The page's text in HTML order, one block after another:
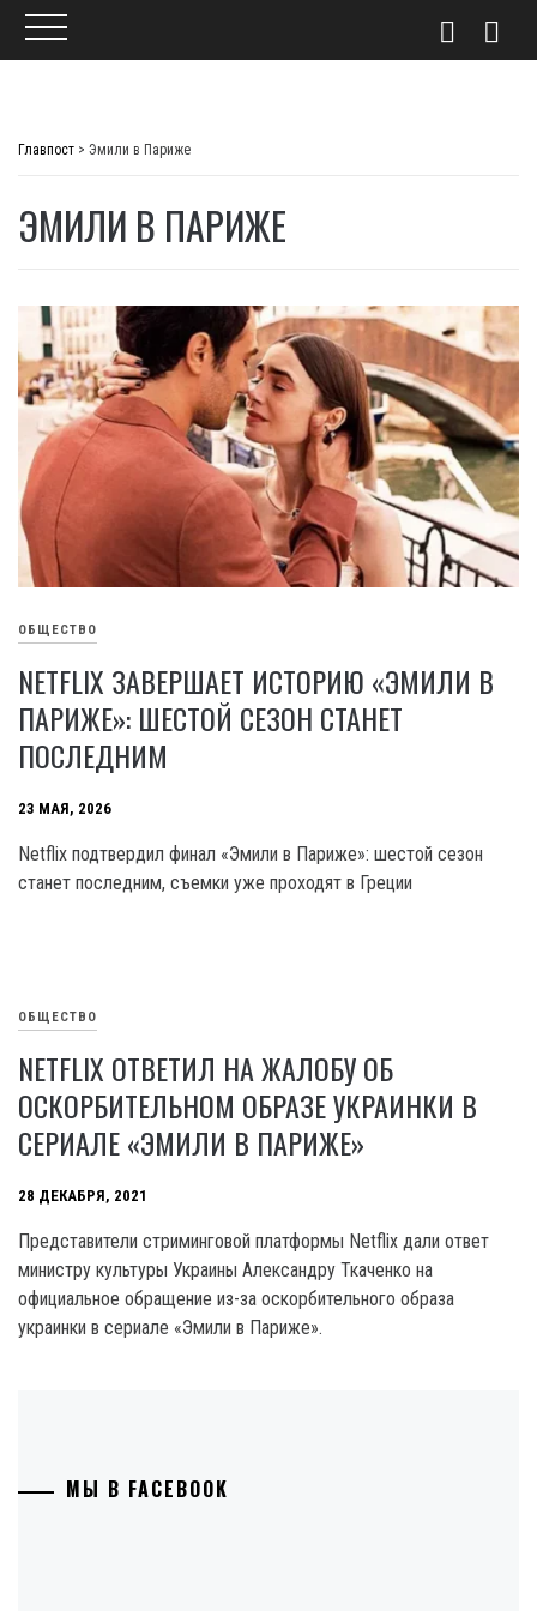
Главпост > Эмили в Париже
ЭМИЛИ В ПАРИЖЕ
ОБЩЕСТВО
NETFLIX ЗАВЕРШАЕТ ИСТОРИЮ «ЭМИЛИ В
ПАРИЖЕ»: ШЕСТОЙ СЕЗОН СТАНЕТ
ПОСЛЕДНИМ
23 МАЯ, 2026
Netflix подтвердил финал «Эмили в Париже»: шестой сезон
станет последним, съемки уже проходят в Греции
ОБЩЕСТВО
NETFLIX ОТВЕТИЛ НА ЖАЛОБУ ОБ
ОСКОРБИТЕЛЬНОМ ОБРАЗЕ УКРАИНКИ В
СЕРИАЛЕ «ЭМИЛИ В ПАРИЖЕ»
28 ДЕКАБРЯ, 2021
Представители стриминговой платформы Netflix дали ответ
министру культуры Украины Александру Ткаченко на
официальное обращение из-за оскорбительного образа
украинки в сериале «Эмили в Париже».
МЫ В FACEBOOK